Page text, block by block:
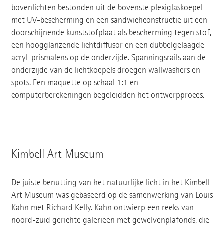
bovenlichten bestonden uit de bovenste plexiglaskoepel
met UV-bescherming en een sandwichconstructie uit een
doorschijnende kunststofplaat als bescherming tegen stof,
een hoogglanzende lichtdiffusor en een dubbelgelaagde
acryl-prismalens op de onderzijde. Spanningsrails aan de
onderzijde van de lichtkoepels droegen wallwashers en
spots. Een maquette op schaal 1:1 en
computerberekeningen begeleidden het ontwerpproces.
Kimbell Art Museum
De juiste benutting van het natuurlijke licht in het Kimbell
Art Museum was gebaseerd op de samenwerking van Louis
Kahn met Richard Kelly. Kahn ontwierp een reeks van
noord-zuid gerichte galerieën met gewelvenplafonds, die